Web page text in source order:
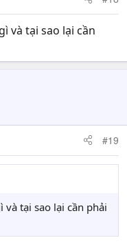
và tại sao lại cần
#19
tại sao lại cần phải